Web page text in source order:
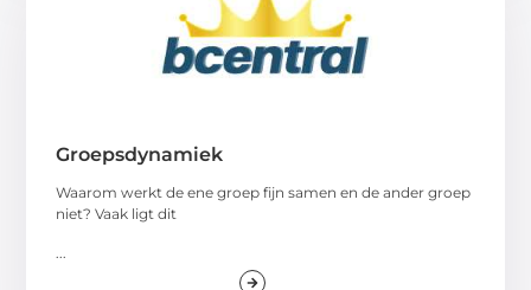
Groepsdynamiek
Waarom werkt de ene groep fijn samen en de ander groep
niet? Vaak ligt dit